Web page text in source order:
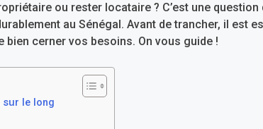
ou rester locataire ? C’est une
au Sénégal. Avant de trancher, il est
bien cerner vos besoins. On vous guide !
sur le long